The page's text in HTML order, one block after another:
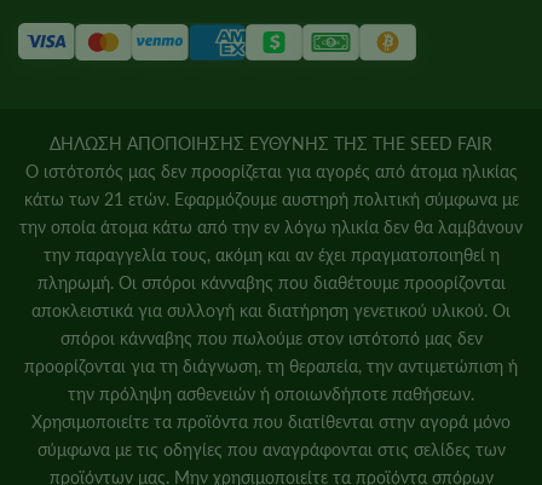
ΔΗΛΩΣΗ ΑΠΟΠΟΙΗΣΗΣ ΕΥΘΥΝΗΣ ΤΗΣ THE SEED FAIR
Ο ιστότοπός μας δεν προορίζεται για αγορές από άτομα ηλικίας
κάτω των 21 ετών. Εφαρμόζουμε αυστηρή πολιτική σύμφωνα με
την οποία άτομα κάτω από την εν λόγω ηλικία δεν θα λαμβάνουν
την παραγγελία τους, ακόμη και αν έχει πραγματοποιηθεί η
πληρωμή. Οι σπόροι κάνναβης που διαθέτουμε προορίζονται
αποκλειστικά για συλλογή και διατήρηση γενετικού υλικού. Οι
σπόροι κάνναβης που πωλούμε στον ιστότοπό μας δεν
προορίζονται για τη διάγνωση, τη θεραπεία, την αντιμετώπιση ή
την πρόληψη ασθενειών ή οποιωνδήποτε παθήσεων.
Χρησιμοποιείτε τα προϊόντα που διατίθενται στην αγορά μόνο
σύμφωνα με τις οδηγίες που αναγράφονται στις σελίδες των
προϊόντων μας. Μην χρησιμοποιείτε τα προϊόντα σπόρων